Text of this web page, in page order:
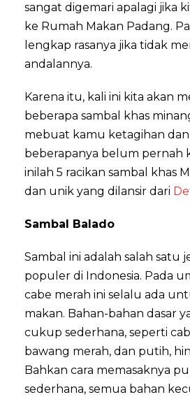
sangat digemari apalagi jika
ke Rumah Makan Padang.
lengkap rasanya jika tidak
andalannya.
Karena itu, kali ini kita akan
beberapa sambal khas
mebuat kamu ketagihan
beberapanya belum pernah
inilah 5 racikan sambal khas
dan unik yang dilansir dari
Sambal Balado
Sambal ini adalah salah satu
populer di Indonesia. Pada
cabe merah ini selalu ada
makan. Bahan-bahan dasar
cukup sederhana, seperti
bawang merah, dan putih,
Bahkan cara memasaknya
sederhana, semua bahan